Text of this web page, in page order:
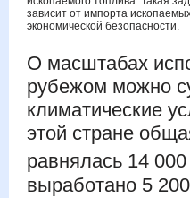
зависит от импорта
экономической безопасности.
О масштабах
рубежом можно
климатические
этой стране
равнялась 14
выработано 5